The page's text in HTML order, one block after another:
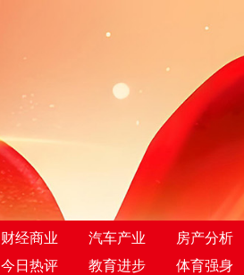
财经商业 汽车产业 房产分析
今日热评 教育进步 体育强身